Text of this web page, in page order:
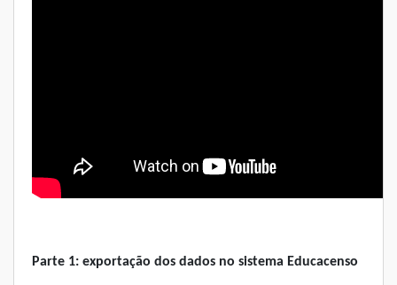
Parte 1: exportação dos dados no sistema Educacenso